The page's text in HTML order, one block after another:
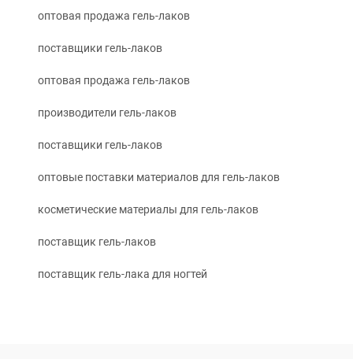
оптовая продажа гель-лаков
поставщики гель-лаков
оптовая продажа гель-лаков
производители гель-лаков
поставщики гель-лаков
оптовые поставки материалов для гель-лаков
косметические материалы для гель-лаков
поставщик гель-лаков
поставщик гель-лака для ногтей